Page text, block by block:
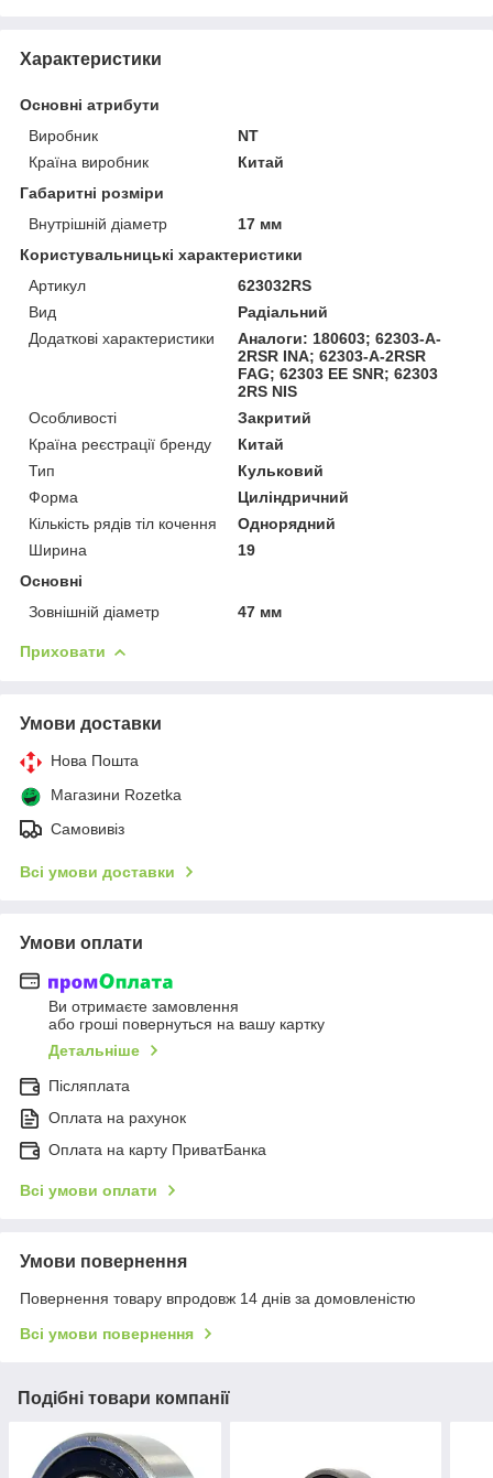
Характеристики
Основні атрибути
Виробник
NT
Країна виробник
Китай
Габаритні розміри
Внутрішній діаметр
17 мм
Користувальницькі характеристики
Артикул
623032RS​​
Вид
Радіальний
Додаткові характеристики
Аналоги: 180603; 62303-A-
2RSR INA; 62303-A-2RSR
FAG; 62303 EE SNR; 62303
2RS NIS
Особливості
Закритий
Країна реєстрації бренду
Китай
Тип
Кульковий
Форма
Циліндричний
Кількість рядів тіл кочення
Однорядний
Ширина
19
Основні
Зовнішній діаметр
47 мм
Приховати
Умови доставки
Нова Пошта
Магазини Rozetka
Самовивіз
Всі умови доставки
Умови оплати
Ви отримаєте замовлення
або гроші повернуться на вашу картку
Детальніше
Післяплата
Оплата на рахунок
Оплата на карту ПриватБанка
Всі умови оплати
Умови повернення
Повернення товару впродовж 14 днів за домовленістю
Всі умови повернення
Подібні товари компанії